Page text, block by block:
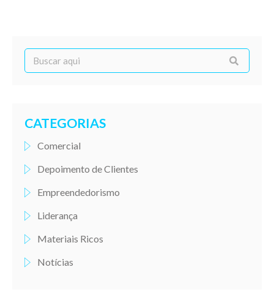
CATEGORIAS
Comercial
Depoimento de Clientes
Empreendedorismo
Liderança
Materiais Ricos
Notícias